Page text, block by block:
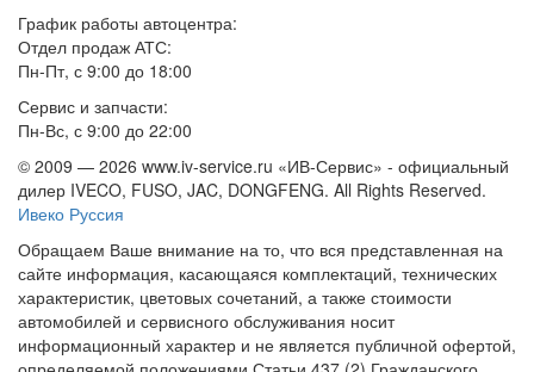
График работы автоцентра:
Отдел продаж АТС:
Пн-Пт, с 9:00 до 18:00
Сервис и запчасти:
Пн-Вс, с 9:00 до 22:00
© 2009 — 2026 www.iv-service.ru «ИВ-Сервис» - официальный
дилер IVECO, FUSO, JAC, DONGFENG. All Rights Reserved.
Ивеко Руссия
Обращаем Ваше внимание на то, что вся представленная на
сайте информация, касающаяся комплектаций, технических
характеристик, цветовых сочетаний, а также стоимости
автомобилей и сервисного обслуживания носит
информационный характер и не является публичной офертой,